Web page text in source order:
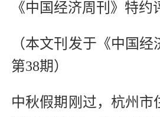
《中国经济周刊》特约
（本文刊发于《中国经
第38期）
中秋假期刚过，杭州市